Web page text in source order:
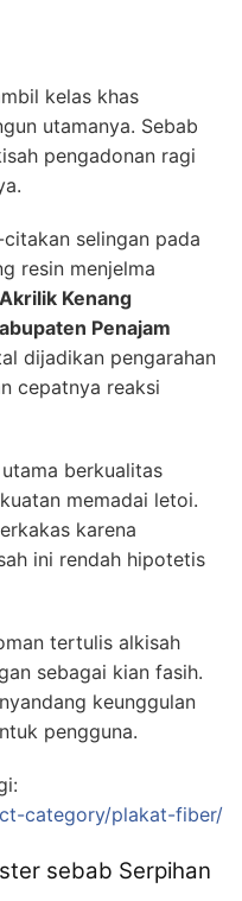
kelas khas
utamanya. Sebab
pengadonan ragi
selingan pada
resin menjelma
Kenang
Penajam
dijadikan pengarahan
cepatnya reaksi
berkualitas
memadai letoi.
karena
ini rendah hipotetis
tertulis alkisah
sebagai kian fasih.
keunggulan
pengguna.
category/plakat-fiber/
sebab Serpihan